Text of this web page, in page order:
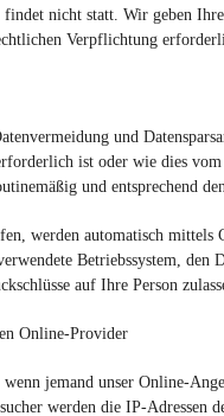
findet nicht statt. Wir geben
Verpflichtung
und
ist oder wie dies
und entsprechend
werden automatisch
Betriebssystem,
auf Ihre Person
Online-Provider
jemand unser Online-
werden die IP-Adressen